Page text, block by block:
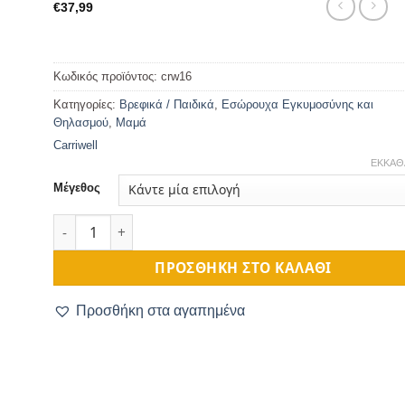
€37,99
Κωδικός προϊόντος: crw16
Κατηγορίες: Βρεφικά / Παιδικά, Εσώρουχα Εγκυμοσύνης και
Θηλασμού, Μαμά
Carriwell
Μέγεθος
ΠΡΟΣΘΉΚΗ ΣΤΟ ΚΑΛΆΘΙ
Προσθήκη στα αγαπημένα